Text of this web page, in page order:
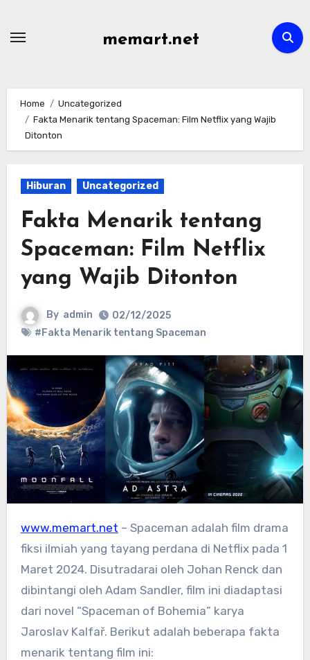
memart.net
Home
Uncategorized
Fakta Menarik tentang Spaceman: Film Netflix yang Wajib
Ditonton
Hiburan Uncategorized
Fakta Menarik tentang
Spaceman: Film Netflix
yang Wajib Ditonton
By admin
02/12/2025
#Fakta Menarik tentang Spaceman
www.memart.net – Spaceman adalah film drama
fiksi ilmiah yang tayang perdana di Netflix pada 1
Maret 2024. Disutradarai oleh Johan Renck dan
dibintangi oleh Adam Sandler, film ini diadaptasi
dari novel “Spaceman of Bohemia” karya
Jaroslav Kalfař. Berikut adalah beberapa fakta
menarik tentang film ini: